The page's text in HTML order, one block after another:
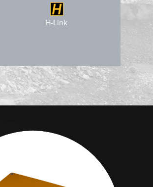
H-Link
H-Link konfigurierbar